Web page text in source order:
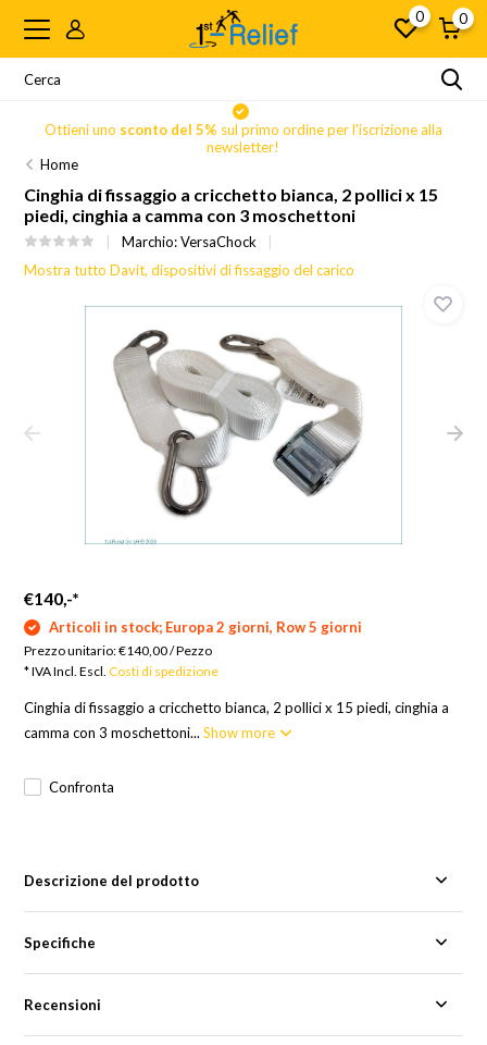
0 0
Ottieni uno sconto del 5% sul primo ordine per l'iscrizione alla
newsletter!
Home
Cinghia di fissaggio a cricchetto bianca, 2 pollici x 15
piedi, cinghia a camma con 3 moschettoni
Marchio:VersaChock
Mostra tutto Davit, dispositivi di fissaggio del carico
€140,-*
Articoli in stock; Europa 2 giorni, Row 5 giorni
Prezzo unitario:€140,00/Pezzo
* IVA Incl. Escl.Costi di spedizione
Cinghia di fissaggio a cricchetto bianca, 2 pollici x 15 piedi, cinghia a
camma con 3 moschettoni...Show more
Confronta
Descrizione del prodotto
Specifiche
Recensioni